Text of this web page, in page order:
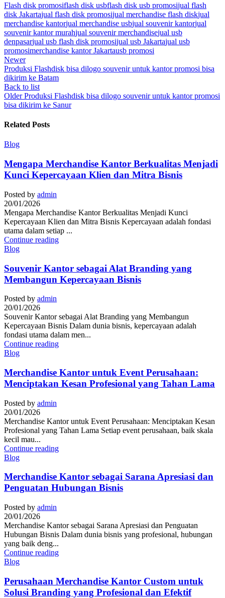
Flash disk promosiflash disk usbflash disk usb promosijual flash
disk Jakartajual flash disk promosijual merchandise flash diskjual
merchandise kantorjual merchandise usbjual souvenir kantorjual
souvenir kantor murahjual souvenir merchandisejual usb
denpasarjual usb flash disk promosijual usb Jakartajual usb
promosimerchandise kantor Jakartausb promosi
Newer
Produksi Flashdisk bisa dilogo souvenir untuk kantor promosi bisa
dikirim ke Batam
Back to list
Older Produksi Flashdisk bisa dilogo souvenir untuk kantor promosi
bisa dikirim ke Sanur
Related Posts
Blog
Mengapa Merchandise Kantor Berkualitas Menjadi
Kunci Kepercayaan Klien dan Mitra Bisnis
Posted by admin
20/01/2026
Mengapa Merchandise Kantor Berkualitas Menjadi Kunci
Kepercayaan Klien dan Mitra Bisnis Kepercayaan adalah fondasi
utama dalam setiap ...
Continue reading
Blog
Souvenir Kantor sebagai Alat Branding yang
Membangun Kepercayaan Bisnis
Posted by admin
20/01/2026
Souvenir Kantor sebagai Alat Branding yang Membangun
Kepercayaan Bisnis Dalam dunia bisnis, kepercayaan adalah
fondasi utama dalam men...
Continue reading
Blog
Merchandise Kantor untuk Event Perusahaan:
Menciptakan Kesan Profesional yang Tahan Lama
Posted by admin
20/01/2026
Merchandise Kantor untuk Event Perusahaan: Menciptakan Kesan
Profesional yang Tahan Lama Setiap event perusahaan, baik skala
kecil mau...
Continue reading
Blog
Merchandise Kantor sebagai Sarana Apresiasi dan
Penguatan Hubungan Bisnis
Posted by admin
20/01/2026
Merchandise Kantor sebagai Sarana Apresiasi dan Penguatan
Hubungan Bisnis Dalam dunia bisnis yang profesional, hubungan
yang baik deng...
Continue reading
Blog
Perusahaan Merchandise Kantor Custom untuk
Solusi Branding yang Profesional dan Efektif